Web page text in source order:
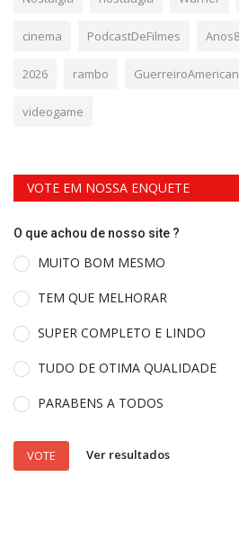
cinema PodcastDeFilmes
2026 rambo
videogame
VOTE EM NOSSA ENQUETE
O que achou de nosso site ?
MUITO BOM MESMO
TEM QUE MELHORAR
SUPER COMPLETO E LINDO
TUDO DE OTIMA QUALIDADE
PARABENS A TODOS
VOTE Ver resultados